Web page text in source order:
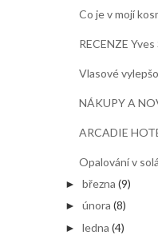
Co je v mojí
RECENZE
Vlasové
NÁKUPY A
ARCADIE
Opalování v
► března (9)
► února (8)
► ledna (4)